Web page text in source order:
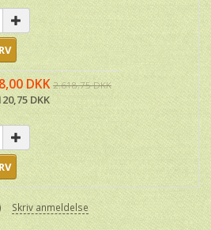
DKK2.618,75 DKK
DKK
Skriv anmeldelse